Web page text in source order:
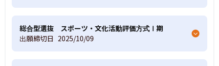
総合型選抜 スポーツ・文化活動評価方式Ⅰ期
出願締切日 2025/10/09